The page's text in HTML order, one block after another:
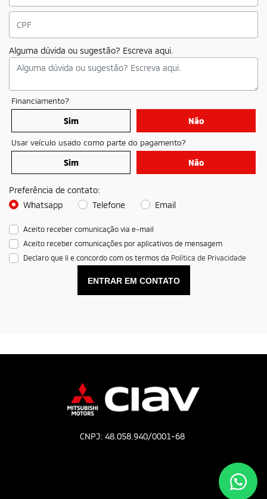
Alguma dúvida ou sugestão? Escreva aqui.
Financiamento?
Sim Não
Usar veículo usado como parte do pagamento?
Sim Não
Preferência de contato:
Whatsapp
Telefone Email
Aceito receber comunicação via e-mail
Aceito receber comunicações por aplicativos de mensagem
Declaro que li e concordo com os termos da Política de Privacidade
ENTRAR EM CONTATO
CNPJ: 48.058.940/0001-68